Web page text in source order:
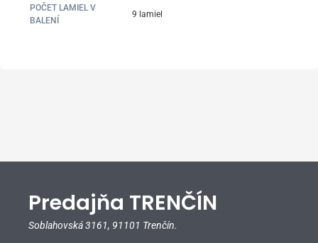
POČET LAMIEL V
BALENÍ
9 lamiel
Predajňa TRENČÍN
Soblahovská 3161, 91101 Trenčín.